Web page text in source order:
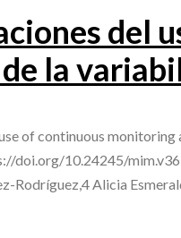
del
la
of continuous
doi.org/10.24245/
Rodríguez,4 Alicia